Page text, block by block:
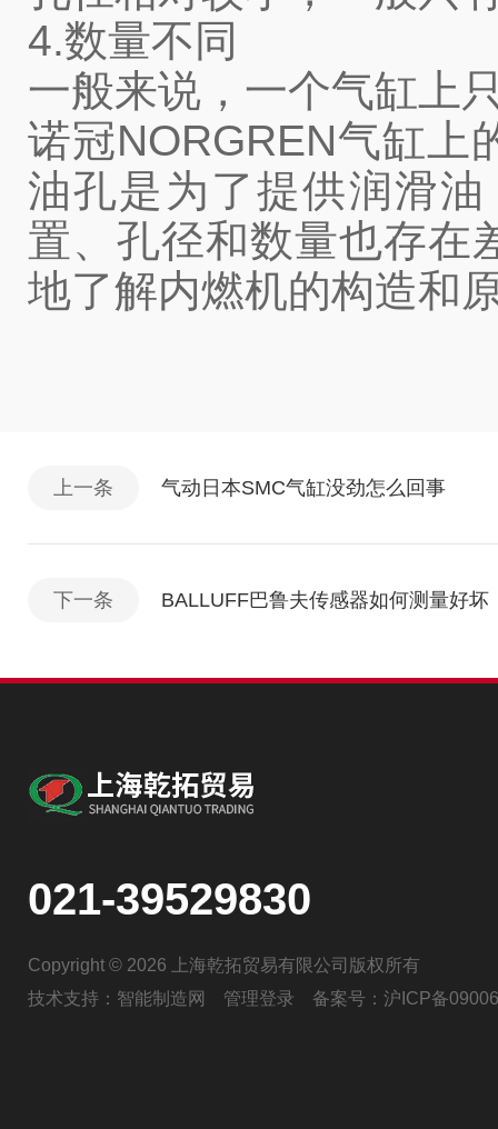
4.数量不同
一般来说，一个气缸上
诺冠NORGREN气缸上
油孔是为了提供润滑
置、孔径和数量也存在
地了解内燃机的构造和
上一条 气动日本SMC气缸没劲怎么回事
下一条 BALLUFF巴鲁夫传感器如何测量好坏
021-39529830
Copyright © 2026 上海乾拓贸易有限公司版权所有
技术支持： 智能制造网 管理登录 备案号： 沪ICP备